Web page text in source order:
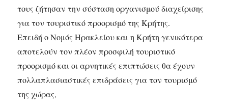
τους ζήτησαν την σύσταση οργανισμού διαχείρισης
για τον τουριστικό προορισμό της Κρήτης.
Επειδή ο Νομός Ηρακλείου και η Κρήτη γενικότερα
αποτελούν τον πλέον προσφιλή τουριστικό
προορισμό και οι αρνητικές επιπτώσεις θα έχουν
πολλαπλασιαστικές επιδράσεις για τον τουρισμό
της χώρας,